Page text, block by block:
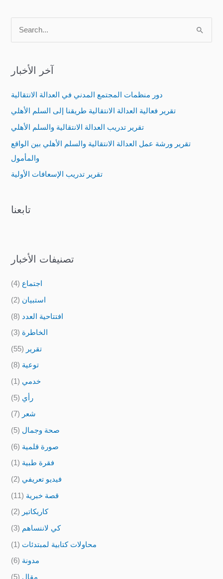
r
o
r
:
آخر الأخبار
دور منظمات المجتمع المدني في العدالة الانتقالية
تقرير فعالية العدالة الانتقالية طريقنا إلى السلم الأهلي
تقرير تدريب العدالة الانتقالية والسلم الأهلي
تقرير ورشة عمل العدالة الانتقالية والسلم الأهلي بين الواقع
والمأمول
تقرير تدريب الإسعافات الأولية
تابعنا
تصنيفات الأخبار
اجتماع (4)
استبيان (2)
افتتاحية العدد (8)
الخاطرة (3)
تقرير (55)
توعية (8)
خدمي (1)
رأي (5)
شعر (7)
صحة وجمال (5)
صورة قلمية (6)
فقرة طبية (1)
فيديو تعريفي (2)
قصة خبرية (11)
كاريكاتير (2)
كي لاننساهم (3)
محاولات كتابية لمبتدئات (1)
مدونة (6)
مقال (5)